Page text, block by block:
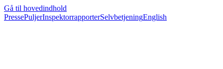
Gå til hovedindhold
PressePuljerInspektorrapporterSelvbetjeningEnglish